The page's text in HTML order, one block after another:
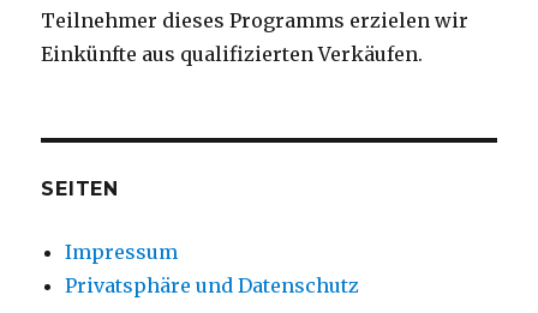
Teilnehmer dieses Programms erzielen wir
Einkünfte aus qualifizierten Verkäufen.
SEITEN
Impressum
Privatsphäre und Datenschutz